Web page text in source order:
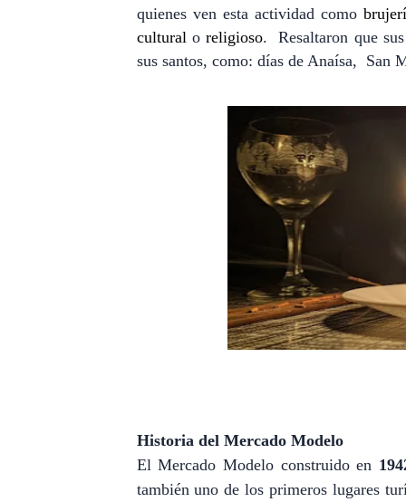
quienes ven esta actividad como
culturalo religioso. Resaltaron que
sus santos, como: días de Anaísa, San
Historia del Mercado Modelo
El Mercado Modeloconstruido en
también uno de los primeros lugares